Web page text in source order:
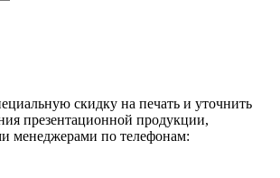
скидку на печать и уточнить
презентационной продукции,
менеджерами по телефонам: